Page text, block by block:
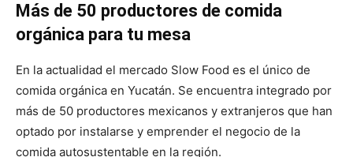
Más de 50 productores de comida
orgánica para tu mesa
En la actualidad el mercado Slow Food es el único de
comida orgánica en Yucatán. Se encuentra integrado por
más de 50 productores mexicanos y extranjeros que han
optado por instalarse y emprender el negocio de la
comida autosustentable en la región.